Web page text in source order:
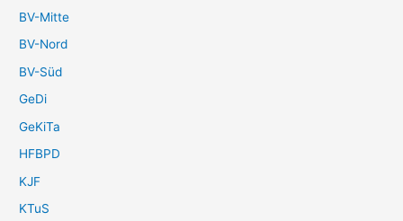
BV-Mitte
BV-Nord
BV-Süd
GeDi
GeKiTa
HFBPD
KJF
KTuS